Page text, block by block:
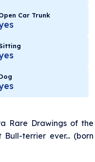
Car Trunk
Rare Drawings of the
terrier ever... (born